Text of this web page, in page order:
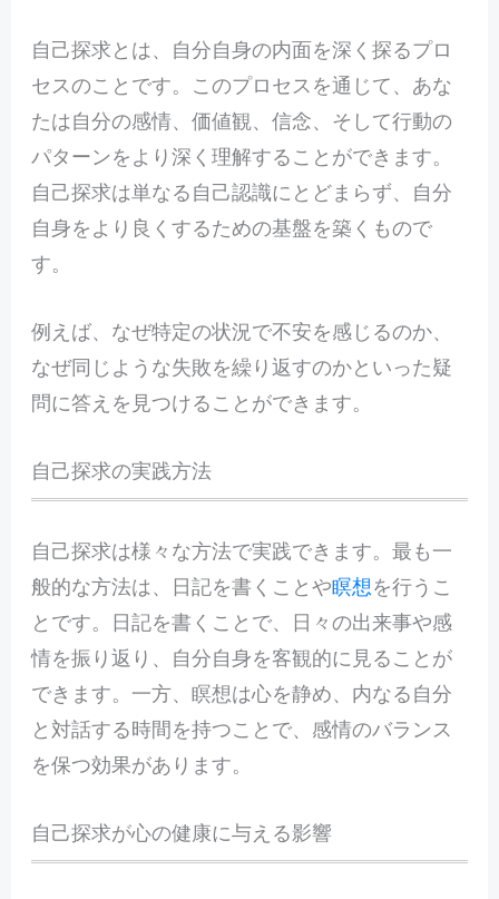
自己探求とは、自分自身の内面を深く探るプロ
セスのことです。このプロセスを通じて、あな
たは自分の感情、価値観、信念、そして行動の
パターンをより深く理解することができます。
自己探求は単なる自己認識にとどまらず、自分
自身をより良くするための基盤を築くもので
す。
例えば、なぜ特定の状況で不安を感じるのか、
なぜ同じような失敗を繰り返すのかといった疑
問に答えを見つけることができます。
自己探求の実践方法
自己探求は様々な方法で実践できます。最も一
般的な方法は、日記を書くことや瞑想を行うこ
とです。日記を書くことで、日々の出来事や感
情を振り返り、自分自身を客観的に見ることが
できます。一方、瞑想は心を静め、内なる自分
と対話する時間を持つことで、感情のバランス
を保つ効果があります。
自己探求が心の健康に与える影響